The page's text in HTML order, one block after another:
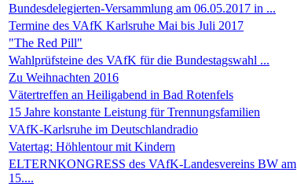
Bundesdelegierten-Versammlung am 06.05.2017 in ...
Termine des VAfK Karlsruhe Mai bis Juli 2017
"The Red Pill"
Wahlprüfsteine des VAfK für die Bundestagswahl ...
Zu Weihnachten 2016
Vätertreffen an Heiligabend in Bad Rotenfels
15 Jahre konstante Leistung für Trennungsfamilien
VAfK-Karlsruhe im Deutschlandradio
Vatertag: Höhlentour mit Kindern
ELTERNKONGRESS des VAfK-Landesvereins BW am
15....